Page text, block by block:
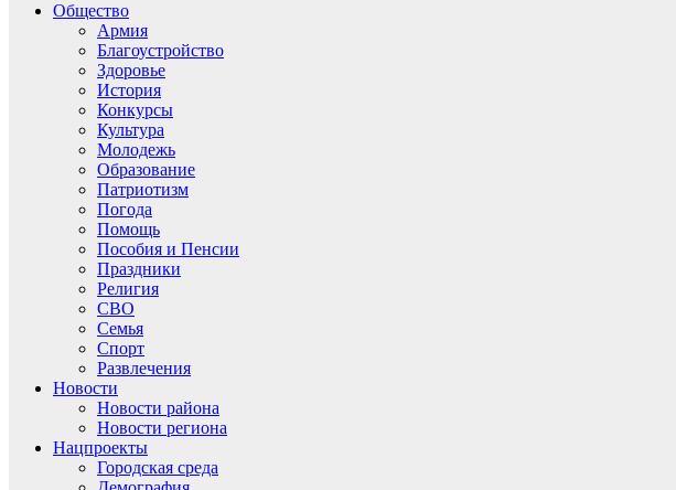
Общество
Армия
Благоустройство
Здоровье
История
Конкурсы
Культура
Молодежь
Образование
Патриотизм
Погода
Помощь
Пособия и Пенсии
Праздники
Религия
СВО
Семья
Спорт
Развлечения
Новости
Новости района
Новости региона
Нацпроекты
Городская среда